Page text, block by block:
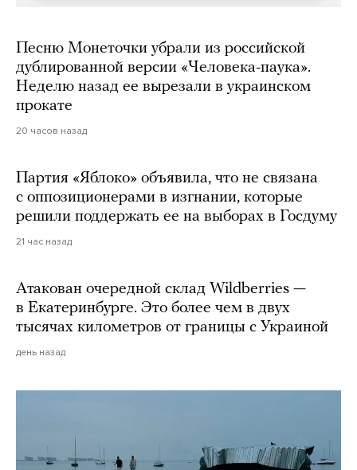
Песню Монеточки убрали из российской
дублированной версии «Человека-паука».
Неделю назад ее вырезали в украинском
прокате
20 часов назад
Партия «Яблоко» объявила, что не связана
с оппозиционерами в изгнании, которые
решили поддержать ее на выборах в Госдуму
21 час назад
Атакован очередной склад Wildberries —
в Екатеринбурге. Это более чем в двух
тысячах километров от границы с Украиной
день назад